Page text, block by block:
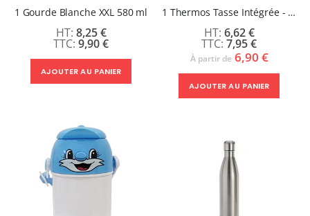
1 Gourde Blanche XXL 580 ml
9,90 €
8,25 €
AJOUTER AU PANIER
1 Thermos Tasse Intégrée - 500ml - SWIFT
7,95 €
6,62 €
À partir de 6,90 €
AJOUTER AU PANIER